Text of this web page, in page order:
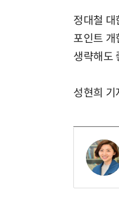
정대철 대
포인트 개
생략해도
성현희